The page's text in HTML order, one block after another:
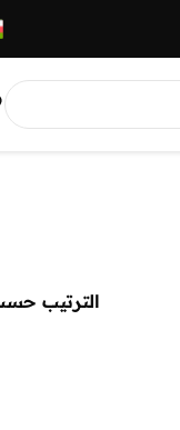
الترتيب